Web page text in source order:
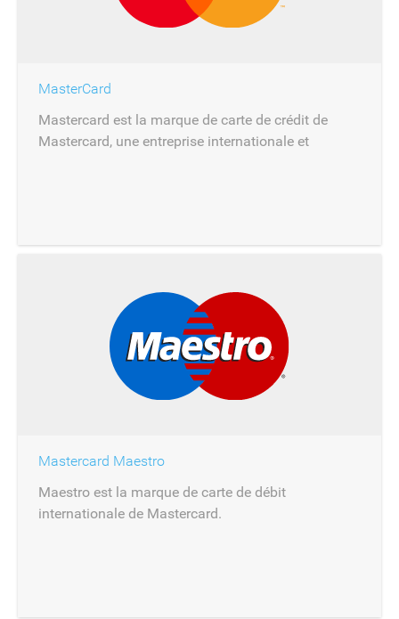
MasterCard
Mastercard est la marque de carte de crédit de
Mastercard, une entreprise internationale et
Mastercard Maestro
Maestro est la marque de carte de débit
internationale de Mastercard.